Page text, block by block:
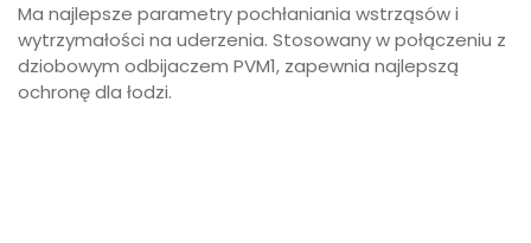
Ma najlepsze parametry pochłaniania wstrząsów i
wytrzymałości na uderzenia. Stosowany w połączeniu z
dziobowym odbijaczem PVM1, zapewnia najlepszą
ochronę dla łodzi.